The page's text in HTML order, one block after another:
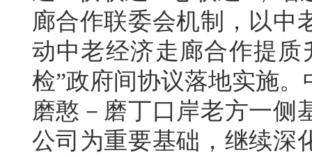
廊合作联委会机制，以中
动中老经济走廊合作提
检”政府间协议落地实施
磨憨－磨丁口岸老方一侧
公司为重要基础，继续深